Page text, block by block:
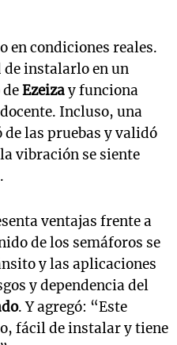
en condiciones reales.
instalarlo en un
Ezeizay funciona
Incluso, una
las pruebas y validó
vibración se siente
ventajas frente a
de los semáforos se
y las aplicaciones
y dependencia del
. Y agregó: “Este
fácil de instalar y tiene